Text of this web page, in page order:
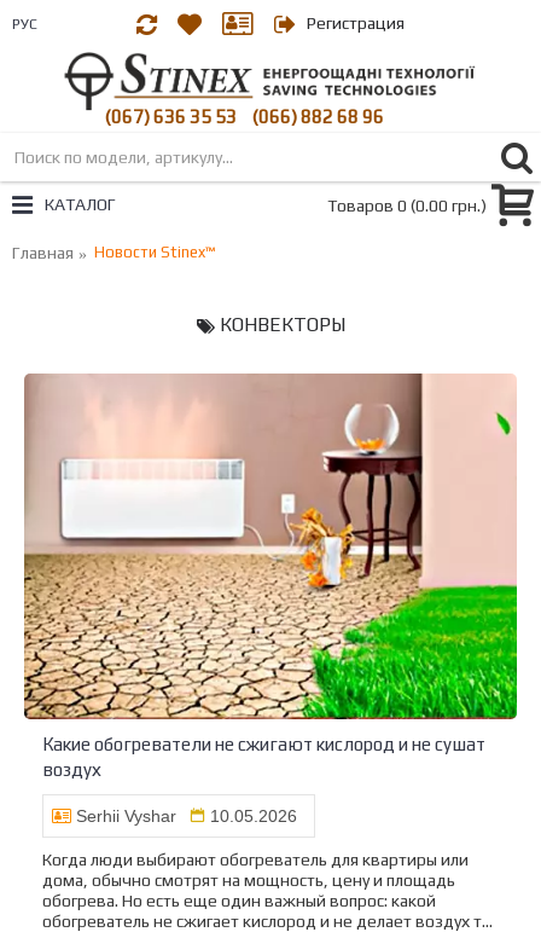
РУС Регистрация
(067) 636 35 53
(066) 882 68 96
Товаров 0 (0.00 грн.)
КАТАЛОГ
Главная Новости Stinex™
КОНВЕКТОРЫ
Какие обогреватели не сжигают кислород и не сушат
воздух
Serhii Vyshar 10.05.2026
Когда люди выбирают обогреватель для квартиры или
дома, обычно смотрят на мощность, цену и площадь
обогрева. Но есть еще один важный вопрос: какой
обогреватель не сжигает кислород и не делает воздух т...